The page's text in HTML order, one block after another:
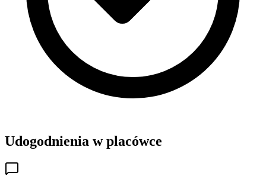
Udogodnienia w placówce